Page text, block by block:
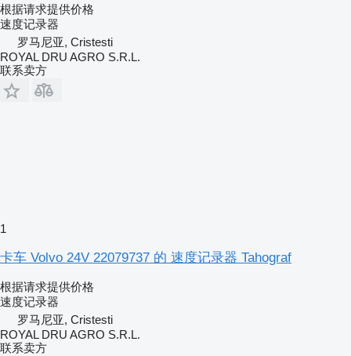
根据请求提供价格
速度记录器
罗马尼亚, Cristesti
ROYAL DRU AGRO S.R.L.
联系卖方
1
卡车 Volvo 24V 22079737 的 速度记录器 Tahograf
根据请求提供价格
速度记录器
罗马尼亚, Cristesti
ROYAL DRU AGRO S.R.L.
联系卖方